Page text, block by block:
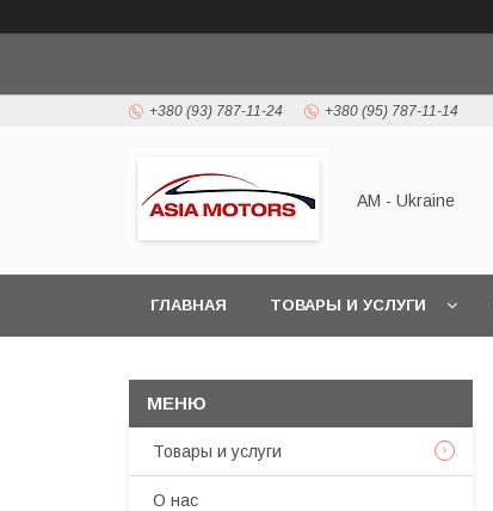
+380 (93) 787-11-24 +380 (95) 787-11-14
AM - Ukraine
ГЛАВНАЯ ТОВАРЫ И УСЛУГИ
Товары и услуги
О нас